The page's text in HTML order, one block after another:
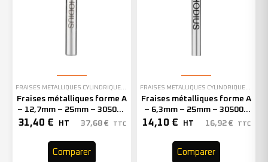
FRAISES MÉTALLIQUES CYLINDRIQUES SANS DENTURE EN BOUT
Fraises métalliques forme A
– 12,7mm – 25mm – 305008
(x1)
31,40 € HT 37,68 € TTC
Comparer
FRAISES MÉTALLIQUES CYLINDRIQUES SANS DENTURE EN BOUT
Fraises métalliques forme A
– 6,3mm – 25mm – 305001
(x1)
14,10 € HT 16,92 € TTC
Comparer